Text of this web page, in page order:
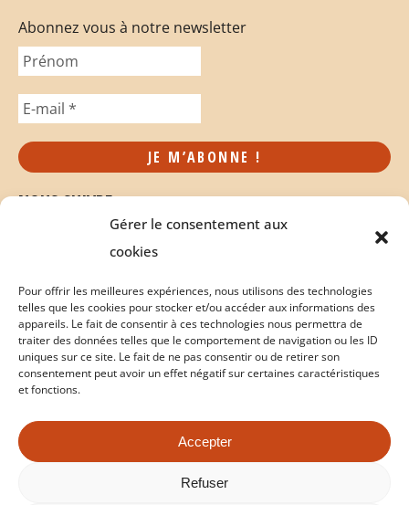
Gérer le consentement aux
cookies
Pour offrir les meilleures expériences, nous utilisons des technologies
telles que les cookies pour stocker et/ou accéder aux informations des
appareils. Le fait de consentir à ces technologies nous permettra de
traiter des données telles que le comportement de navigation ou les ID
uniques sur ce site. Le fait de ne pas consentir ou de retirer son
consentement peut avoir un effet négatif sur certaines caractéristiques
et fonctions.
Accepter
Refuser
Abonnez vous à notre newsletter
NOUS SUIVRE
Politique de cookies Conditions Générales de Vente